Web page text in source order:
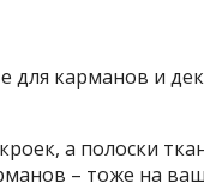
для карманов и
а полоски
– тоже на